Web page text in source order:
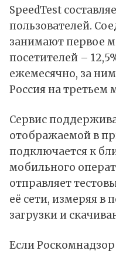
SpeedTest
пользователей.
занимают первое
посетителей –
ежемесячно, за
Россия на третьем
Сервис
отображаемой в
подключается к
мобильного
отправляет
её сети, измеряя в
загрузки и
Если Роскомнадзор